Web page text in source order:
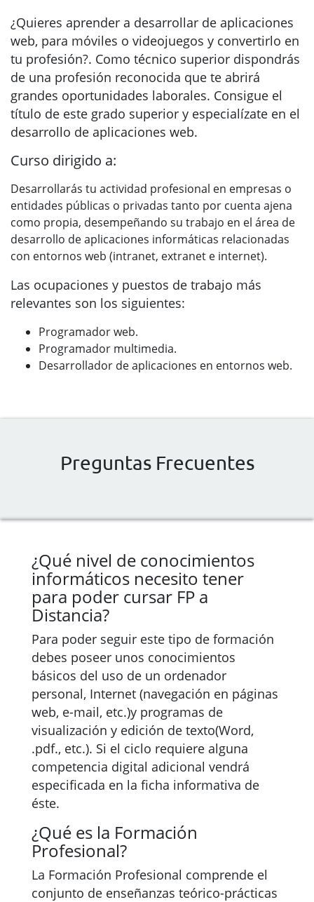
¿Quieres aprender a desarrollar de aplicaciones
web, para móviles o videojuegos y convertirlo en
tu profesión?. Como técnico superior dispondrás
de una profesión reconocida que te abrirá
grandes oportunidades laborales. Consigue el
título de este grado superior y especialízate en el
desarrollo de aplicaciones web.
Curso dirigido a:
Desarrollarás tu actividad profesional en empresas o
entidades públicas o privadas tanto por cuenta ajena
como propia, desempeñando su trabajo en el área de
desarrollo de aplicaciones informáticas relacionadas
con entornos web (intranet, extranet e internet).
Las ocupaciones y puestos de trabajo más
relevantes son los siguientes:
Programador web.
Programador multimedia.
Desarrollador de aplicaciones en entornos web.
Preguntas Frecuentes
¿Qué nivel de conocimientos
informáticos necesito tener
para poder cursar FP a
Distancia?
Para poder seguir este tipo de formación
debes poseer unos conocimientos
básicos del uso de un ordenador
personal, Internet (navegación en páginas
web, e-mail, etc.)y programas de
visualización y edición de texto(Word,
.pdf., etc.). Si el ciclo requiere alguna
competencia digital adicional vendrá
especificada en la ficha informativa de
éste.
¿Qué es la Formación
Profesional?
La Formación Profesional comprende el
conjunto de enseñanzas teórico-prácticas